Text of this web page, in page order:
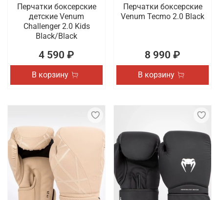
Перчатки боксерские
детские Venum
Challenger 2.0 Kids
Black/Black
4 590 ₽
В корзину
Перчатки боксерские
Venum Tecmo 2.0 Black
8 990 ₽
В корзину